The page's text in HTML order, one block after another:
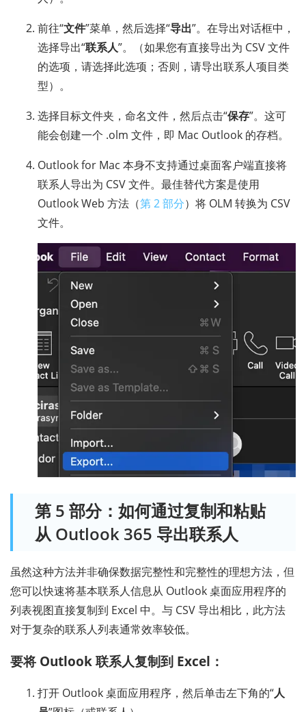
前往“文件”菜单，然后选择“导出”。在导出对话框中，
选择导出“联系人”。（如果您有直接导出为 CSV 文件
的选项，请选择此选项；否则，请导出联系人项目类
型）。
选择目标文件夹，命名文件，然后点击“保存”。这可
能会创建一个 .olm 文件，即 Mac Outlook 的存档。
Outlook for Mac 本身不支持通过桌面客户端直接将
联系人导出为 CSV 文件。最佳替代方案是使用
Outlook Web 方法（第 2 部分）将 OLM 转换为 CSV
文件。
第 5 部分：如何通过复制和粘贴
从 Outlook 365 导出联系人
虽然这种方法并非确保数据完整性和完整性的理想方法，但
您可以快速将基本联系人信息从 Outlook 桌面应用程序的
列表视图直接复制到 Excel 中。与 CSV 导出相比，此方法
对于复杂的联系人列表通常效率较低。
要将 Outlook 联系人复制到 Excel：
打开 Outlook 桌面应用程序，然后单击左下角的“人